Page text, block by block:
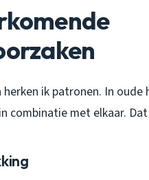
ik patronen. In
combinatie met elkaar.